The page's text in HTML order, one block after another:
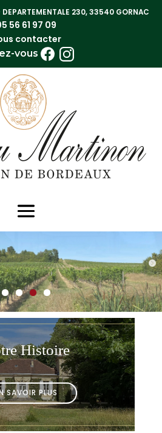
230, 33540 GORNAC
56 61 97 09
contacter
vous
Histoire
SAVOIR PLUS